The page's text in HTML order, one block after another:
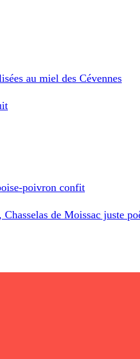
au miel des Cévennes
poivron confit
de Moissac juste